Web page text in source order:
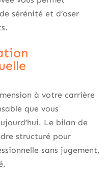
sérénité et d’oser
à votre carrière
que vous
Le bilan de
structuré pour
sans jugement,